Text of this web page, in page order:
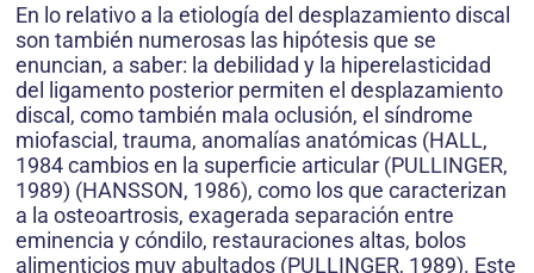
En lo relativo a la etiología del desplazamiento discal
son también numerosas las hipótesis que se
enuncian, a saber: la debilidad y la hiperelasticidad
del ligamento posterior permiten el desplazamiento
discal, como también mala oclusión, el síndrome
miofascial, trauma, anomalías anatómicas (HALL,
1984 cambios en la superficie articular (PULLINGER,
1989) (HANSSON, 1986), como los que caracterizan
a la osteoartrosis, exagerada separación entre
eminencia y cóndilo, restauraciones altas, bolos
alimenticios muy abultados (PULLINGER, 1989). Este